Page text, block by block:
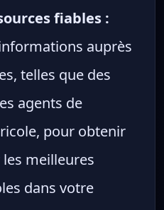
fiables :
auprès
telles que des
agents de
pour obtenir
meilleures
dans votre